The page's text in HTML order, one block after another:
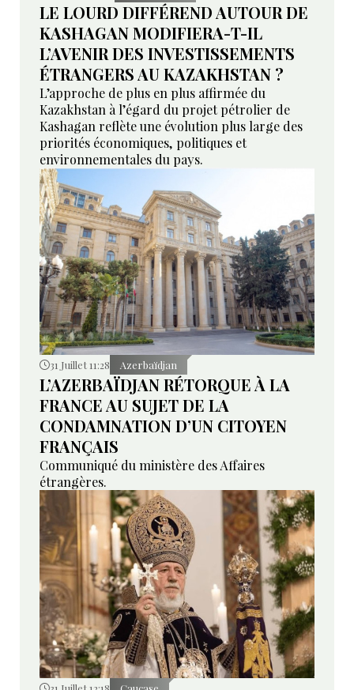
LE LOURD DIFFÉREND AUTOUR DE
KASHAGAN MODIFIERA-T-IL
L’AVENIR DES INVESTISSEMENTS
ÉTRANGERS AU KAZAKHSTAN ?
L’approche de plus en plus affirmée du
Kazakhstan à l’égard du projet pétrolier de
Kashagan reflète une évolution plus large des
priorités économiques, politiques et
environnementales du pays.
31 Juillet 11:28 Azerbaïdjan
L’AZERBAÏDJAN RÉTORQUE À LA
FRANCE AU SUJET DE LA
CONDAMNATION D’UN CITOYEN
FRANÇAIS
Communiqué du ministère des Affaires
étrangères.